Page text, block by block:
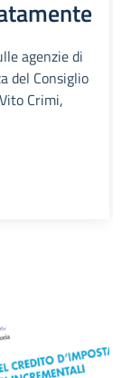
agenzie di
del Consiglio
Crimi,